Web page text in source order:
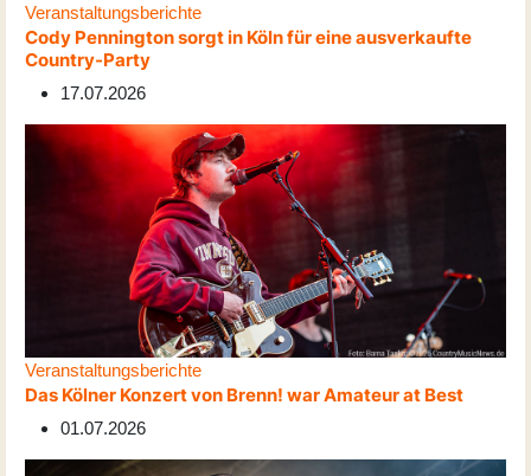
Veranstaltungsberichte
Cody Pennington sorgt in Köln für eine ausverkaufte
Country-Party
17.07.2026
Veranstaltungsberichte
Das Kölner Konzert von Brenn! war Amateur at Best
01.07.2026